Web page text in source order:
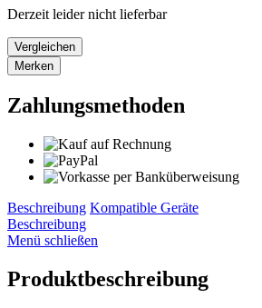
Derzeit leider nicht lieferbar
Vergleichen
Merken
Zahlungsmethoden
Beschreibung Kompatible Geräte
Beschreibung
Menü schließen
Produktbeschreibung